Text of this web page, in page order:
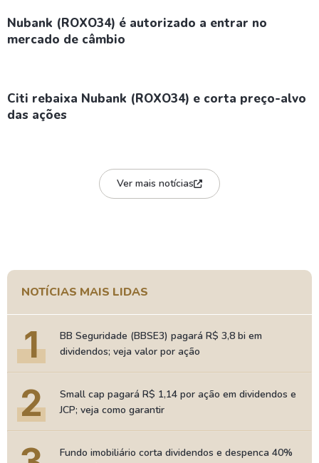
Nubank (ROXO34) é autorizado a entrar no
mercado de câmbio
Citi rebaixa Nubank (ROXO34) e corta preço-alvo
das ações
Ver mais notícias
NOTÍCIAS MAIS LIDAS
1
BB Seguridade (BBSE3) pagará R$ 3,8 bi em
dividendos; veja valor por ação
2
Small cap pagará R$ 1,14 por ação em dividendos e
JCP; veja como garantir
Fundo imobiliário corta dividendos e despenca 40%